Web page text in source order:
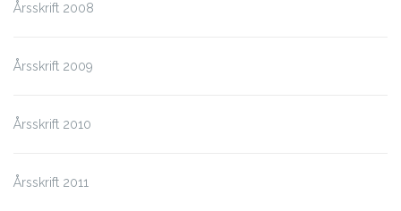
Årsskrift 2008
Årsskrift 2009
Årsskrift 2010
Årsskrift 2011